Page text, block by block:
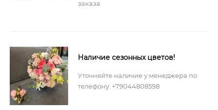
заказа
Наличие сезонных цветов!
Уточняйте наличие у менеджера по
телефону: +79044808598